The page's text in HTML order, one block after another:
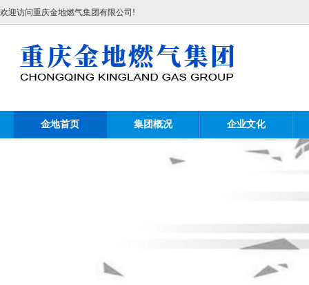
欢迎访问重庆金地燃气集团有限公司!
金地首页 集团概况 企业文化